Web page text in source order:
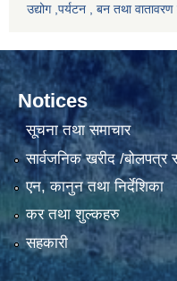
उद्योग ,पर्यटन , बन तथा
Notices
सूचना तथा समाचार
सार्वजनिक खरीद /बोलपत्र
एन, कानुन तथा निर्देशिका
कर तथा शुल्कहरु
सहकारी